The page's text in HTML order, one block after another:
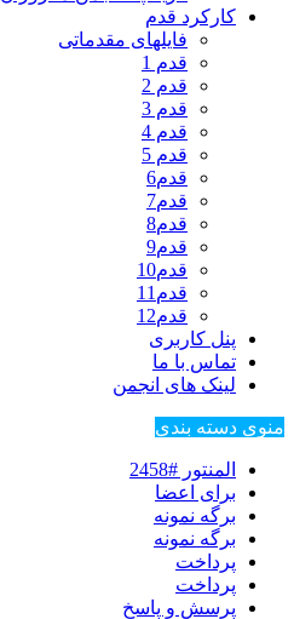
کارکرد قدم
فایلهای مقدماتی
قدم 1
قدم 2
قدم 3
قدم 4
قدم 5
قدم6
قدم7
قدم8
قدم9
قدم10
قدم11
قدم12
پنل کاربری
تماس با ما
لینک های انجمن
منوی دسته بندی
المنتور #2458
برای اعضا
برگه نمونه
برگه نمونه
پرداخت
پرداخت
پرسش و پاسخ